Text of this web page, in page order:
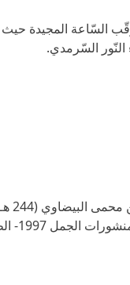
المجيدة حيث
النّور السّرمدي.
ألمانيا- كولونيا